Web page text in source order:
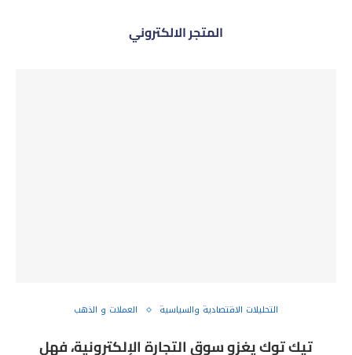
المتجر الالكتروني
التحليلات الاقتصادية والسياسية العملات و الذهب
تيك توك يغزو سوق التجارة الإلكترونية، فهل